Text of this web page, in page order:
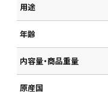
用途
年齢
内容量・商品重量
原産国